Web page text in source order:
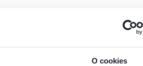
O cookies
3 Materiál, 11 Farba - detailná